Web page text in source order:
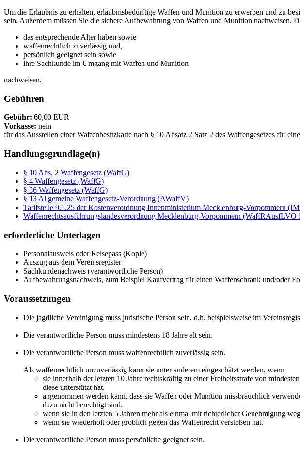
Um die Erlaubnis zu erhalten, erlaubnisbedürftige Waffen und Munition zu erwerben und zu
sein. Außerdem müssen Sie die sichere Aufbewahrung von Waffen und Munition nachweisen.
das entsprechende Alter haben sowie
waffenrechtlich zuverlässig und,
persönlich geeignet sein sowie
ihre Sachkunde im Umgang mit Waffen und Munition
nachweisen.
Gebühren
Gebühr: 60,00 EUR
Vorkasse: nein
für das Ausstellen einer Waffenbesitzkarte nach § 10 Absatz 2 Satz 2 des Waffengesetzes für
Handlungsgrundlage(n)
§ 10 Abs. 2 Waffengesetz (WaffG)
§ 4 Waffengesetz (WaffG)
§ 36 Waffengesetz (WaffG)
§ 13 Allgemeine Waffengesetz-Verordnung (AWaffV)
Tarifstelle 9.1.25 der Kostenverordnung Innenministerium Mecklenburg-Vorpommern
Waffenrechtsausführungslandesverordnung Mecklenburg-Vorpommern
erforderliche Unterlagen
Personalausweis oder Reisepass (Kopie)
Auszug aus dem Vereinsregister
Sachkundenachweis (verantwortliche Person)
Aufbewahrungsnachweis, zum Beispiel Kaufvertrag für einen Waffenschrank und/oder
Voraussetzungen
Die jagdliche Vereinigung muss juristische Person sein, d.h. beispielsweise im
Die verantwortliche Person muss mindestens 18 Jahre alt sein.
Die verantwortliche Person muss waffenrechtlich zuverlässig sein.
Als waffenrechtlich unzuverlässig kann sie unter anderem eingeschätzt werden, wenn
sie innerhalb der letzten 10 Jahre rechtskräftig zu einer Freiheitsstrafe von
diese unterstützt hat.
angenommen werden kann, dass sie Waffen oder Munition missbräuchlich
dazu nicht berechtigt sind.
wenn sie in den letzten 5 Jahren mehr als einmal mit richterlicher Genehmigung
wenn sie wiederholt oder gröblich gegen das Waffenrecht verstoßen hat.
Die verantwortliche Person muss persönliche geeignet sein.